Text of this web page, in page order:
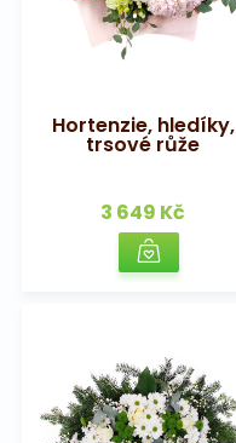
Hortenzie, hledíky,
trsové růže
3 649 Kč